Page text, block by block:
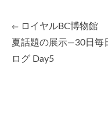
Post
← ロイヤルBC博物館
夏話題の展示—30日毎
ログ Day5